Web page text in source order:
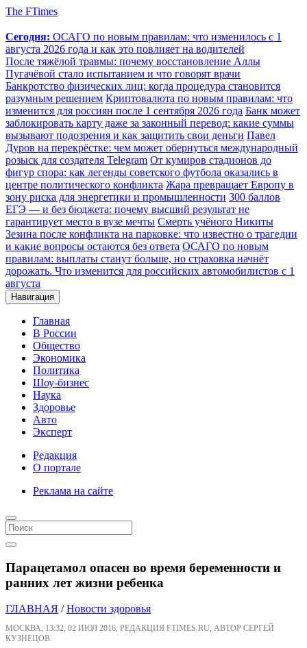
The FTimes
Сегодня: ОСАГО по новым правилам: что изменилось с 1
августа 2026 года и как это повлияет на водителей
После тяжёлой травмы: почему восстановление Аллы
Пугачёвой стало испытанием и что говорят врачи
Банкротство физических лиц: когда процедура становится
разумным решением Криптовалюта по новым правилам: что
изменится для россиян после 1 сентября 2026 года Банк может
заблокировать карту даже за законный перевод: какие суммы
вызывают подозрения и как защитить свои деньги Павел
Дуров на перекрёстке: чем может обернуться международный
розыск для создателя Telegram От кумиров стадионов до
фигур спора: как легенды советского футбола оказались в
центре политического конфликта Жара превращает Европу в
зону риска для энергетики и промышленности 300 баллов
ЕГЭ — и без бюджета: почему высший результат не
гарантирует место в вузе мечты Смерть учёного Никиты
Зезина после конфликта на парковке: что известно о трагедии
и какие вопросы остаются без ответа ОСАГО по новым
правилам: выплаты станут больше, но страховка начнёт
дорожать. Что изменится для российских автомобилистов с 1
августа
Навигация
Главная
В России
Общество
Экономика
Политика
Шоу-бизнес
Наука
Здоровье
Авто
Эксперт
Редакция
О портале
Реклама на сайте
Парацетамол опасен во время беременности и
ранних лет жизни ребенка
ГЛАВНАЯ /Новости здоровья
МОСКВА, 13:32, 02 ИЮЛ 2016, РЕДАКЦИЯ FTIMES.RU, АВТОР СЕРГЕЙ
КУЗНЕЦОВ.